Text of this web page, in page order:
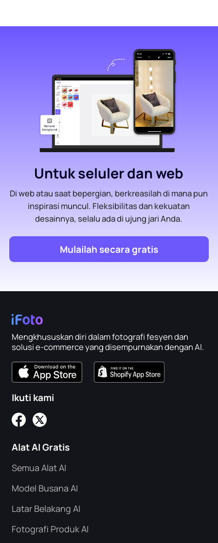
Untuk seluler dan web
Di web atau saat bepergian, berkreasilah di mana pun
inspirasi muncul. Fleksibilitas dan kekuatan
desainnya, selalu ada di ujung jari Anda.
Mulailah secara gratis
Mengkhususkan diri dalam fotografi fesyen dan
solusi e-commerce yang disempurnakan dengan AI.
Ikuti kami
Alat AI Gratis
Semua Alat AI
Model Busana AI
Latar Belakang AI
Fotografi Produk AI